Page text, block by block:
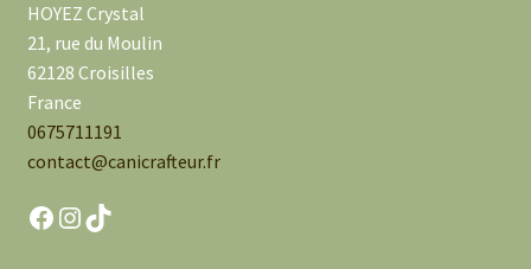
HOYEZ Crystal
21, rue du Moulin
62128 Croisilles
France
0675711191
contact@canicrafteur.fr
Facebook
Instagram
TikTok